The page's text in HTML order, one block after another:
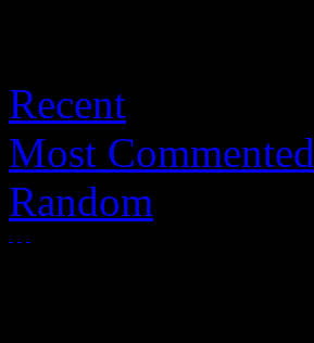
Recent
Most Commented
Random